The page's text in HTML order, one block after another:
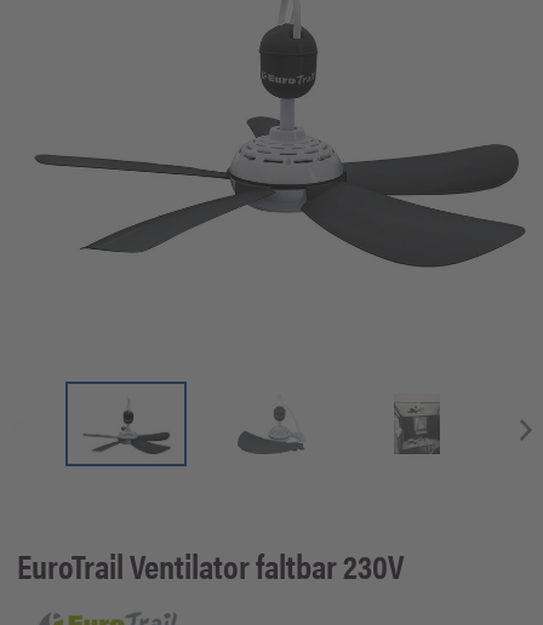
EuroTrailVentilator faltbar 230V